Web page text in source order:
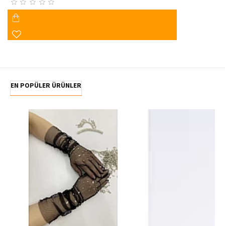
EN POPÜLER ÜRÜNLER